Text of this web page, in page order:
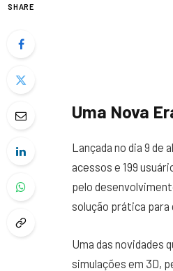
SHARE
Uma Nova
Lançada no dia 9 de
acessos e 199
pelo
solução prática para
Uma das novidades
simulações em 3D,